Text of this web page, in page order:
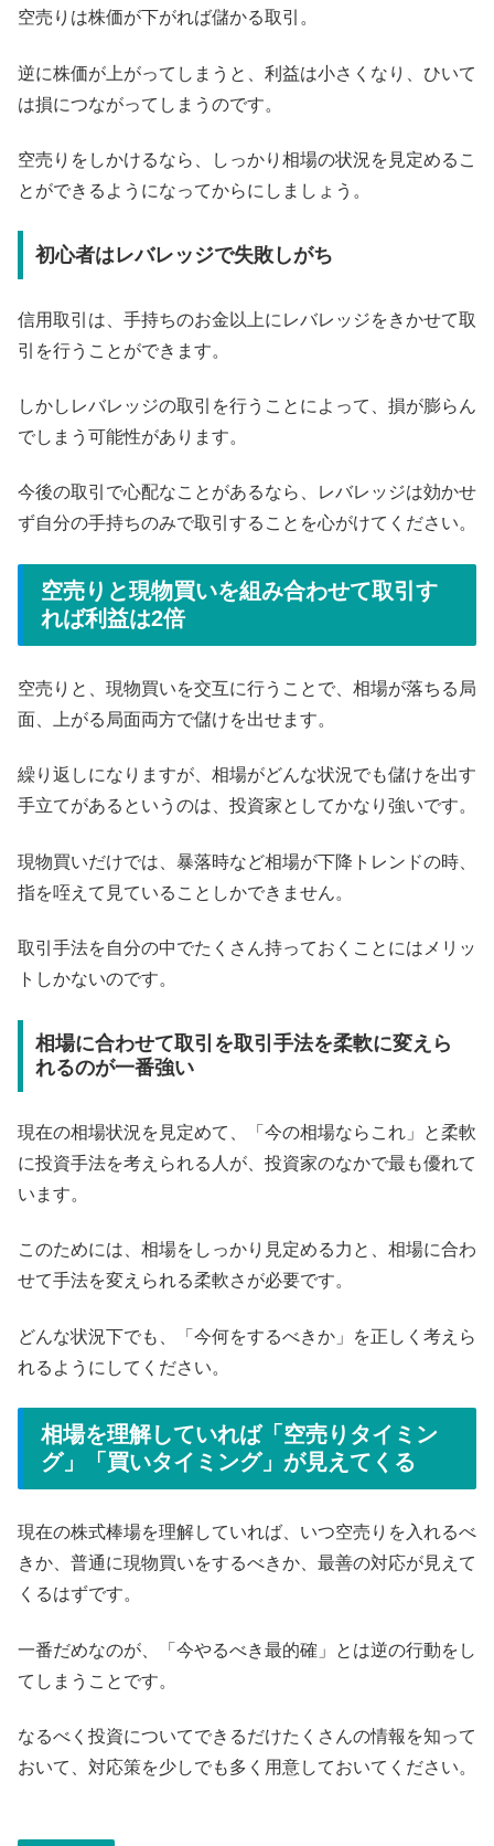
空売りは株価が下がれば儲かる取引。
逆に株価が上がってしまうと、利益は小さくなり、ひいて
は損につながってしまうのです。
空売りをしかけるなら、しっかり相場の状況を見定めるこ
とができるようになってからにしましょう。
初心者はレバレッジで失敗しがち
信用取引は、手持ちのお金以上にレバレッジをきかせて取
引を行うことができます。
しかしレバレッジの取引を行うことによって、損が膨らん
でしまう可能性があります。
今後の取引で心配なことがあるなら、レバレッジは効かせ
ず自分の手持ちのみで取引することを心がけてください。
空売りと現物買いを組み合わせて取引す
れば利益は2倍
空売りと、現物買いを交互に行うことで、相場が落ちる局
面、上がる局面両方で儲けを出せます。
繰り返しになりますが、相場がどんな状況でも儲けを出す
手立てがあるというのは、投資家としてかなり強いです。
現物買いだけでは、暴落時など相場が下降トレンドの時、
指を咥えて見ていることしかできません。
取引手法を自分の中でたくさん持っておくことにはメリッ
トしかないのです。
相場に合わせて取引を取引手法を柔軟に変えら
れるのが一番強い
現在の相場状況を見定めて、「今の相場ならこれ」と柔軟
に投資手法を考えられる人が、投資家のなかで最も優れて
います。
このためには、相場をしっかり見定める力と、相場に合わ
せて手法を変えられる柔軟さが必要です。
どんな状況下でも、「今何をするべきか」を正しく考えら
れるようにしてください。
相場を理解していれば「空売りタイミン
グ」「買いタイミング」が見えてくる
現在の株式棒場を理解していれば、いつ空売りを入れるべ
きか、普通に現物買いをするべきか、最善の対応が見えて
くるはずです。
一番だめなのが、「今やるべき最的確」とは逆の行動をし
てしまうことです。
なるべく投資についてできるだけたくさんの情報を知って
おいて、対応策を少しでも多く用意しておいてください。